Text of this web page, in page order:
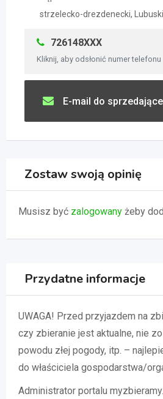
strzelecko-drezdenecki,
726148XXX
Kliknij, aby odsłonić numer telefonu
E-mail do
Zostaw swoją opinię
Musisz być zalogowany żeby
Przydatne informacje
UWAGA! Przed przyjazdem na
czy zbieranie jest aktualne, nie
powodu złej pogody, itp. –
do właściciela gospodarstwa/
Administrator portalu